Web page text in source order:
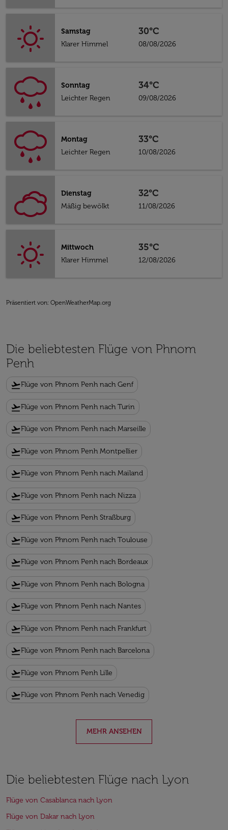
Samstag
Klarer Himmel
30°C
08/08/2026
Sonntag
Leichter Regen
34°C
09/08/2026
Montag
Leichter Regen
33°C
10/08/2026
Dienstag
Mäßig bewölkt
32°C
11/08/2026
Mittwoch
Klarer Himmel
35°C
12/08/2026
Präsentiert von: OpenWeatherMap.org
Die beliebtesten Flüge von Phnom
Penh
flight_takeoffFlüge von Phnom Penh nach Genf
flight_takeoffFlüge von Phnom Penh nach Turin
flight_takeoffFlüge von Phnom Penh nach Marseille
flight_takeoffFlüge von Phnom Penh Montpellier
flight_takeoffFlüge von Phnom Penh nach Mailand
flight_takeoffFlüge von Phnom Penh nach Nizza
flight_takeoffFlüge von Phnom Penh Straßburg
flight_takeoffFlüge von Phnom Penh nach Toulouse
flight_takeoffFlüge von Phnom Penh nach Bordeaux
flight_takeoffFlüge von Phnom Penh nach Bologna
flight_takeoffFlüge von Phnom Penh nach Nantes
flight_takeoffFlüge von Phnom Penh nach Frankfurt
flight_takeoffFlüge von Phnom Penh nach Barcelona
flight_takeoffFlüge von Phnom Penh Lille
flight_takeoffFlüge von Phnom Penh nach Venedig
MEHR ANSEHEN
Die beliebtesten Flüge nach Lyon
Flüge von Casablanca nach Lyon
Flüge von Dakar nach Lyon